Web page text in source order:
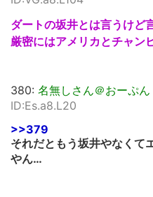
ダートの坂井とは言うけど
厳密にはアメリカとチャン
380: 名無しさん＠おーぷん
ID:Es.a8.L20
>>379
それだともう坂井やなくて
やん…